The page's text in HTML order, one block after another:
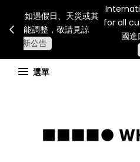
連假期間宅配服務將暫停配送
他不可抗力因素，出貨安排
查看國內宅配
選單